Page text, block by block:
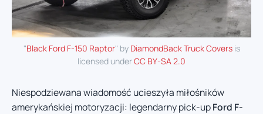
"Black Ford F-150 Raptor" by DiamondBack Truck Coversis
licensed underCC BY-SA 2.0
Niespodziewana wiadomość ucieszyła miłośników
amerykańskiej motoryzacji: legendarny pick-upFord F-